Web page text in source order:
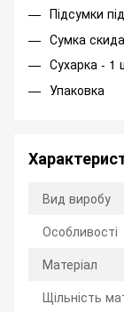
Підсумки
Сумка
Сухарка - 1
Упаковка
Вид виробу
Особливості
Матеріал
Щільність